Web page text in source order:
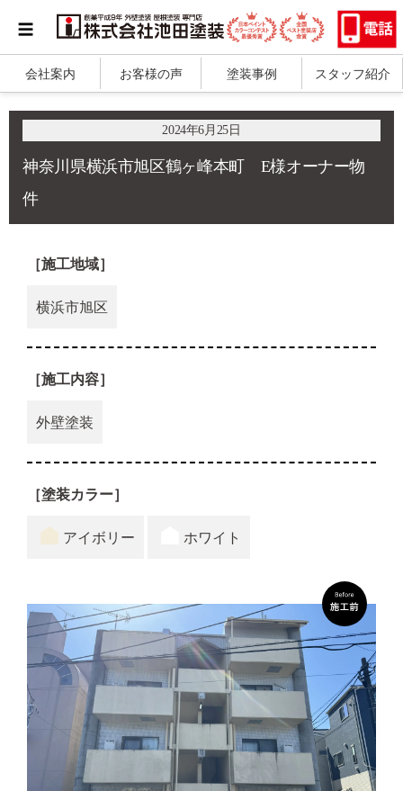
会社案内 お客様の声 塗装事例 スタッフ紹介
2024年6月25日
神奈川県横浜市旭区鶴ヶ峰本町 E様オーナー物
件
［施工地域］
横浜市旭区
［施工内容］
外壁塗装
［塗装カラー］
アイボリー ホワイト